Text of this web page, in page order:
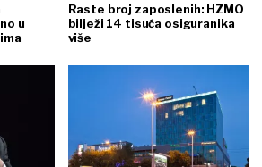
u
Raste broj zaposlenih: HZMO
bilježi 14 tisuća osiguranika
više